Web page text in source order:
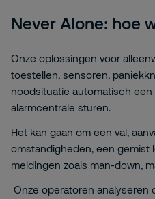
Never Alone: hoe
Onze oplossingen voor
toestellen, sensoren,
noodsituatie automatisch een
alarmcentrale sturen.
Het kan gaan om een val,
omstandigheden, een gemist
meldingen zoals man-down,
Onze operatoren analyseren